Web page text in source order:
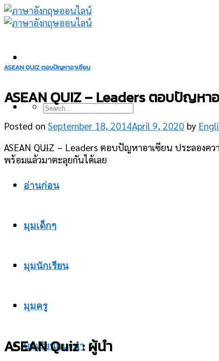
Skip
to
อ่านก่อน
มุมเด็กๆ
มุมนักเรียน
มุมครู
บทเรียนแนะนำ
ASEAN QUIZ ตอบปัญหาอาเซียน
ASEAN QUIZ – Leaders ตอบปัญหา
Posted on September 18, 2014April 9, 2020 by
ASEAN QUIZ – Leaders ตอบปัญหาอาเซียน ประลองคว
พร้อมแล้วมาตะลุยกันได้เลย
ASEAN Quiz : ผู้นำ